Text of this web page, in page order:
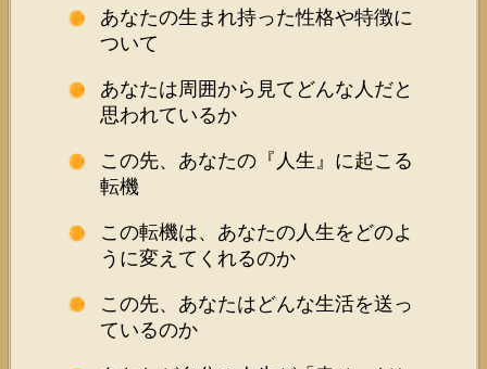
あなたの生まれ持った性格や特徴に
ついて
あなたは周囲から見てどんな人だと
思われているか
この先、あなたの『人生』に起こる
転機
この転機は、あなたの人生をどのよ
うに変えてくれるのか
この先、あなたはどんな生活を送っ
ているのか